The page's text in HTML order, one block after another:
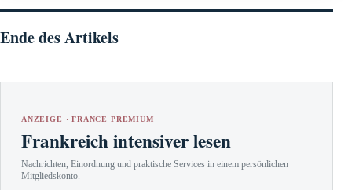
Ende des Artikels
ANZEIGE · FRANCE PREMIUM
Frankreich intensiver lesen
Nachrichten, Einordnung und praktische Services in einem persönlichen
Mitgliedskonto.